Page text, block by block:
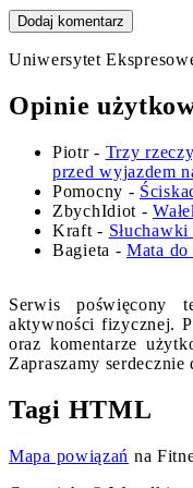
Uniwersytet
Opinie
Piotr- Trzy
przed wyjazdem
Pomocny -
ZbychIdiot -
Kraft -
Bagieta -Mata do
Serwis poświęcony
aktywności fizycznej.
oraz komentarze
Zapraszamy
Tagi HTML
Mapa powiązań na